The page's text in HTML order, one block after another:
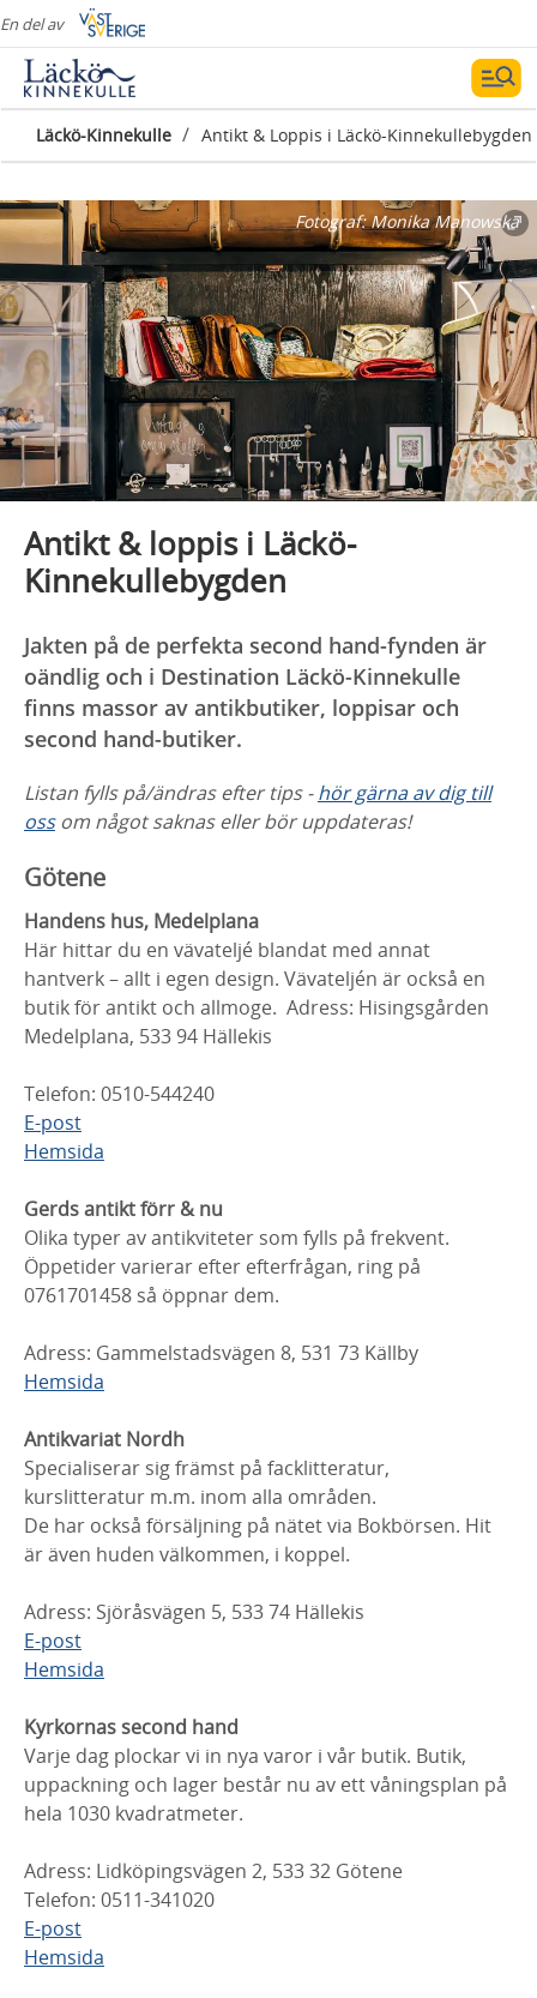
En del av
Läckö-Kinnekulle / Antikt & Loppis i Läckö-Kinnekullebygden
Fotograf:Monika Manowska
Antikt & loppis i Läckö-
Kinnekullebygden
Jakten på de perfekta second hand-fynden är
oändlig och i Destination Läckö-Kinnekulle
finns massor av antikbutiker, loppisar och
second hand-butiker.
Listan fylls på/ändras efter tips -hör gärna av dig till
ossom något saknas eller bör uppdateras!
Götene
Handens hus, Medelplana
Här hittar du en vävateljé blandat med annat
hantverk – allt i egen design. Vävateljén är också en
butik för antikt och allmoge. Adress: Hisingsgården
Medelplana, 533 94 Hällekis
Telefon: 0510-544240
E-post
Hemsida
Gerds antikt förr & nu
Olika typer av antikviteter som fylls på frekvent.
Öppetider varierar efter efterfrågan, ring på
0761701458 så öppnar dem.
Adress: Gammelstadsvägen 8, 531 73 Källby
Hemsida
Antikvariat Nordh
Specialiserar sig främst på facklitteratur,
kurslitteratur m.m. inom alla områden.
De har också försäljning på nätet via Bokbörsen. Hit
är även huden välkommen, i koppel.
Adress: Sjöråsvägen 5, 533 74 Hällekis
E-post
Hemsida
Kyrkornas second hand
Varje dag plockar vi in nya varor i vår butik. Butik,
uppackning och lager består nu av ett våningsplan på
hela 1030 kvadratmeter.
Adress: Lidköpingsvägen 2, 533 32 Götene
Telefon: 0511-341020
E-post
Hemsida